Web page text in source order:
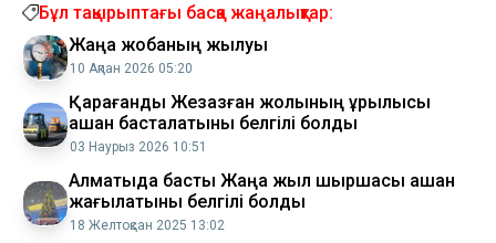
Бұл тақырыптағы басқа жаңалықтар:
Жаңа жобаның жылуы
10 Ақпан 2026 05:20
Қарағанды Жезқазған жолының құрылысы
қашан басталатыны белгілі болды
03 Наурыз 2026 10:51
Алматыда басты Жаңа жыл шыршасы қашан
жағылатыны белгілі болды
18 Желтоқсан 2025 13:02